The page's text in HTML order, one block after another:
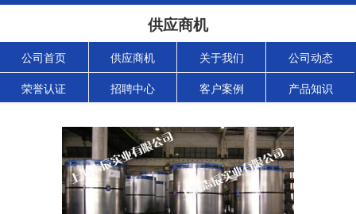
供应商机
公司首页 供应商机 关于我们 公司动态
荣誉认证 招聘中心 客户案例 产品知识